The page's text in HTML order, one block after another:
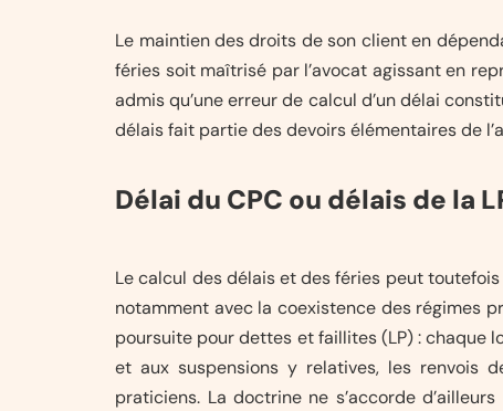
Le maintien des droits de son client en
féries soit maîtrisé par l’avocat agissant en
admis qu’une erreur de calcul d’un délai
délais fait partie des devoirs élémentaires de
Délai du CPC ou délais de la
Le calcul des délais et des féries peut
notamment avec la coexistence des régimes
poursuite pour dettes et faillites (LP) : chaque
et aux suspensions y relatives, les renvois
praticiens. La doctrine ne s’accorde